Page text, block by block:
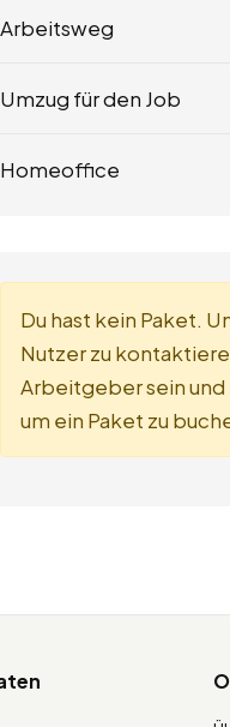
Arbeitsweg
Umzug für den Job
Homeoffice
Du hast kein Paket.
Nutzer zu
Arbeitgeber sein und
um ein Paket zu